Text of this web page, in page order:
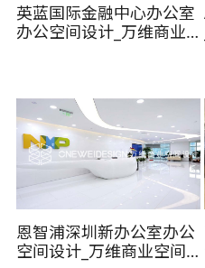
英蓝国际金融中心办公室
办公空间设计_万维商业
恩智浦深圳新办公室办公
空间设计_万维商业空间